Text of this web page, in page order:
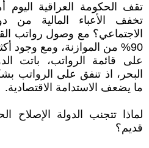
تقف الحكومة العراقية
تخفف الأعباء المالية من
الاجتماعي؟ مع وصول رواتب
على قائمة الرواتب، باتت
البحر، اذ تنفق على الرواتب
ما يضعف الاستدامة الاقتصادية.
لماذا تتجنب الدولة الإصلاح
قديم؟